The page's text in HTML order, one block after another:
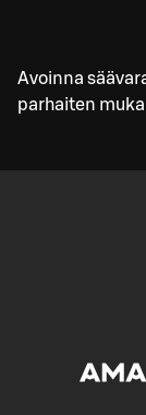
Avoinna
parhaiten